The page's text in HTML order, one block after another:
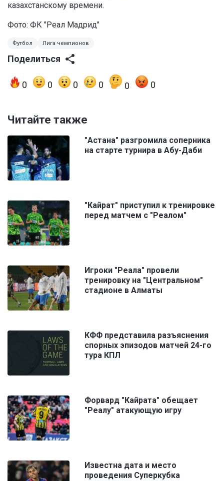
казахстанскому времени.
Фото: ФК "Реал Мадрид"
Футбол Лига чемпионов
Поделиться
0 0 0 0 0 0
Читайте также
"Астана" разгромила соперника
на старте турнира в Абу-Даби
"Кайрат" приступил к тренировке
перед матчем с "Реалом"
Игроки "Реала" провели
тренировку на "Центральном"
стадионе в Алматы
КФФ представила разъяснения
спорных эпизодов матчей 24-го
тура КПЛ
Форвард "Кайрата" обещает
"Реалу" атакующую игру
Известна дата и место
проведения Суперкубка